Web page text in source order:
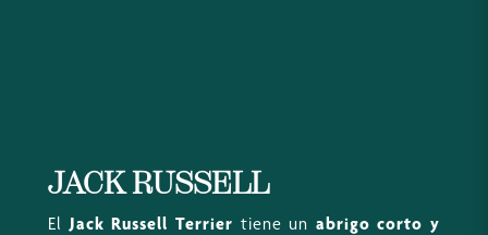
JACK RUSSELL
El Jack Russell Terrier tiene un abrigo corto y